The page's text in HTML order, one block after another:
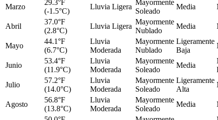
Marzo
29.3°F
(-1.5°C)
Lluvia Ligera
Mayormente
Soleado
Media
Abril
37.0°F
(2.8°C)
Lluvia Ligera
Mayormente
Nublado
Media
Mayo
44.1°F
(6.7°C)
Lluvia
Moderada
Mayormente
Nublado
Ligeramente
Baja
Junio
53.4°F
(11.9°C)
Lluvia
Moderada
Mayormente
Soleado
Media
Julio
57.2°F
(14.0°C)
Lluvia
Moderada
Mayormente
Soleado
Ligeramente
Alta
Agosto
56.8°F
(13.8°C)
Lluvia
Moderada
Mayormente
Soleado
Media